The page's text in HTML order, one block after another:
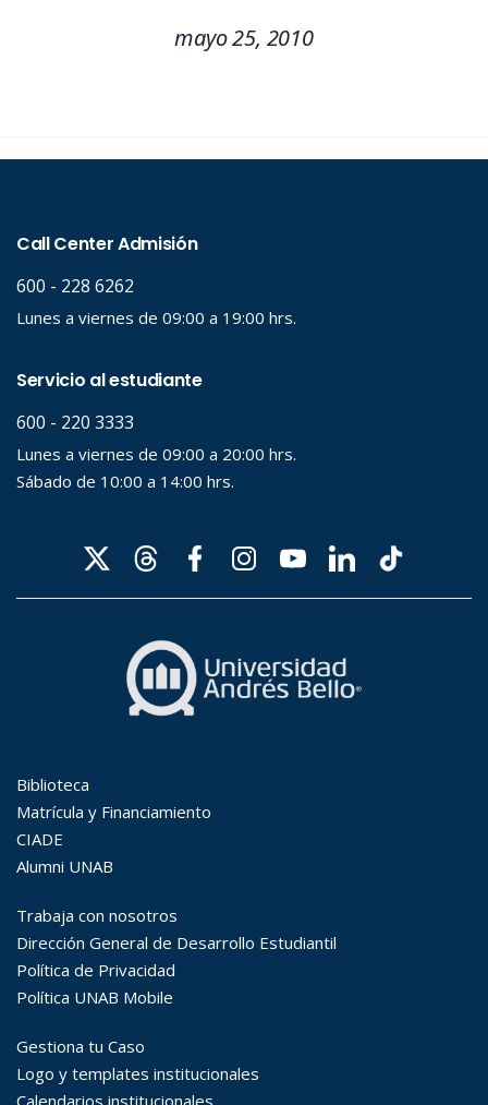
mayo 25, 2010